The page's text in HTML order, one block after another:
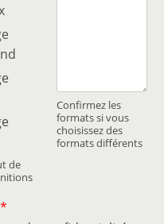
de
Confirmez les
formats si vous
choisissez des
formats différents
*